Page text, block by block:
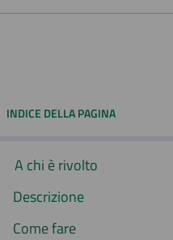
INDICE DELLA PAGINA
A chi è rivolto
Descrizione
Come fare